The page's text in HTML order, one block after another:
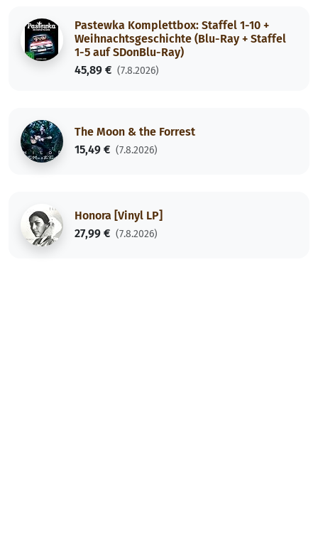
Pastewka Komplettbox: Staffel 1-10 +
Weihnachtsgeschichte (Blu-Ray + Staffel
1-5 auf SDonBlu-Ray)
45,89 € (7.8.2026)
The Moon & the Forrest
15,49 € (7.8.2026)
Honora [Vinyl LP]
27,99 € (7.8.2026)